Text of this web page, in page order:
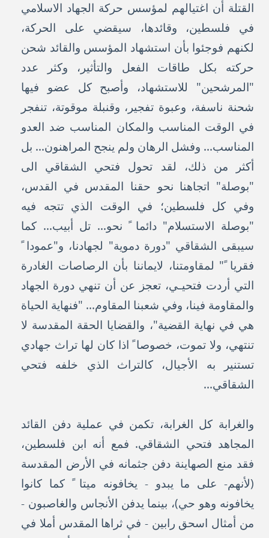
القتلة أن اغتيالهم لمؤسس حركة الجهاد الاسلامي
في فلسطين، وقائدها، سيقضي على الحركة،
لكنهم فوجئوا بأن استشهاد المؤسس والقائد شحن
حركته بكل طاقات الفعل والتأثير، وكثر عدد
"المرشحين" للاستشهاد، وأصبح كل عضو فيها
شحنة ناسفة، وعبوة تفجير، وقنبلة موقوتة، تنفجر
في الوقت المناسب والمكان المناسب ضد العدو
المناسب... وفشل الرهان ولم ينجح المراهنون... بل
أكثر من ذلك، لقد تحول فتحي الشقاقي الى
"بوصلة" اتجاهنا نحو حقنا المقدس في القدس،
وفي كل فلسطين؛ في الوقت الذي تتجه فيه
"بوصلة الاستسلام" دائما ً نحو... تل أبيب... كما
سيبقى الشقاقي "دورة دموية" لجهادنا، و"عمودا ً
فقريا ً" لمقاومتنا، لايماننا بأن الرصاصات الغادرة
التي أردت فتحيـي، تعجز عن أن تنهي دورة الجهاد
والمقاومة فينا، وفي شعبنا المقاوم... "فنهاية الحياة
هي في نهاية القضية"، والقضايا الحقة المقدسة لا
تنتهي، ولا تموت، خصوصا ً اذا كان لها تراث جهادي
تستنير به الأجيال، كالتراث الذي خلفه فتحي
الشقاقي...
والغرابة كل الغرابة، تكمن في عملية دفن القائد
المجاهد فتحي الشقاقي. فمع أنه ابن فلسطين،
فقد منع الصهاينة دفن جثمانه في الأرض المقدسة
(لأنهم- على ما يبدو - يخافونه ميتا ً كما كانوا
يخافونه وهو حي)، بينما يدفن الأنجاس والغاصبون -
من أمثال اسحق رابين - في ثراها المقدس أملا في